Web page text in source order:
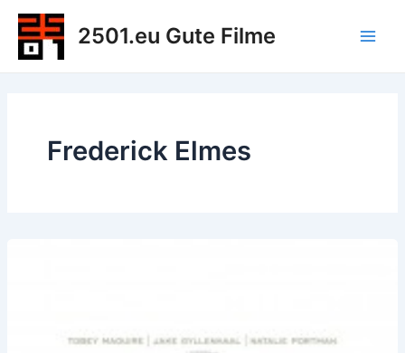
Zum
Inhalt
springen
2501.eu Gute Filme
Frederick Elmes